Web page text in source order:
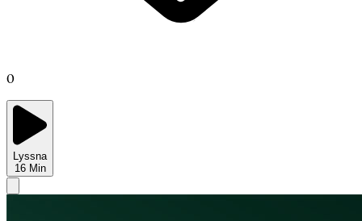
0
Lyssna
16 Min